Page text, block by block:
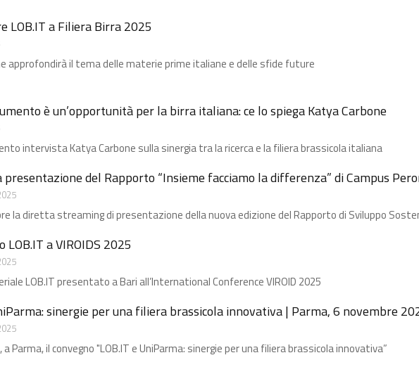
LOB.IT a Filiera Birra 2025
approfondirà il tema delle materie prime italiane e delle sfide future
è un’opportunità per la birra italiana: ce lo spiega Katya Carbone
intervista Katya Carbone​ sulla sinergia tra la ricerca e la filiera brassicola italiana
presentazione del Rapporto “Insieme facciamo la differenza” di Campus
la diretta streaming di presentazione della nuova edizione del Rapporto di Sviluppo
a VIROIDS 2025
LOB.IT presentato a Bari all’International Conference VIROID 2025
sinergie per una filiera brassicola innovativa | Parma, 6 novembre
a Parma, il convegno "LOB.IT e UniParma: sinergie per una filiera brassicola innovativa”